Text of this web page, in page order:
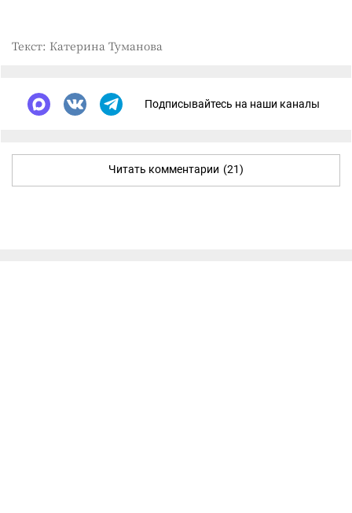
Текст: Катерина Туманова
Подписывайтесь на наши каналы
Читать комментарии (21)